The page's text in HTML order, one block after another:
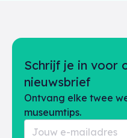
Schrijf je in voor
nieuwsbrief
Ontvang elke twee
museumtips.